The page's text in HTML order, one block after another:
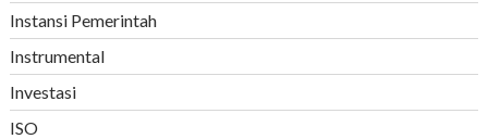
Instansi Pemerintah
Instrumental
Investasi
ISO